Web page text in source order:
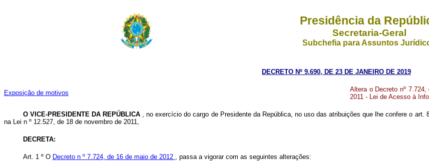
Presidência da
Secretaria-Geral
Subchefia para Assuntos
DECRETO Nº 9.690, DE 23 DE JANEIRO DE 2019
Exposição de motivos Altera o Decreto nº
2011 - Lei de Acesso à
O VICE-PRESIDENTE DA REPÚBLICA , no exercício do cargo de Presidente da República, no uso das atribuições que lhe confere o art.
na Lei n º 12.527, de 18 de novembro de 2011,
DECRETA:
Art. 1 º O Decreto n º 7.724, de 16 de maio de 2012 , passa a vigorar com as seguintes alterações: